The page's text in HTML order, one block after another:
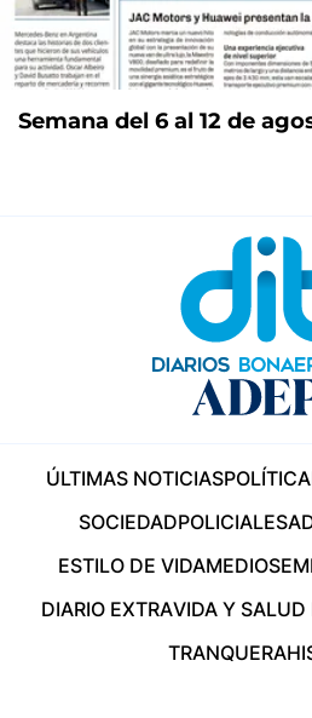
Semana del 6 al 12 de
ÚLTIMAS NOTICIASPOLÍTICA
SOCIEDADPOLICIALES
ESTILO DE VIDAMEDIOS
DIARIO EXTRAVIDA Y SALUD
TRANQUERA